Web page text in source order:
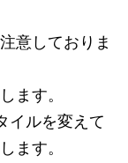
意しておりま
ます。
イルを変えて
ます。